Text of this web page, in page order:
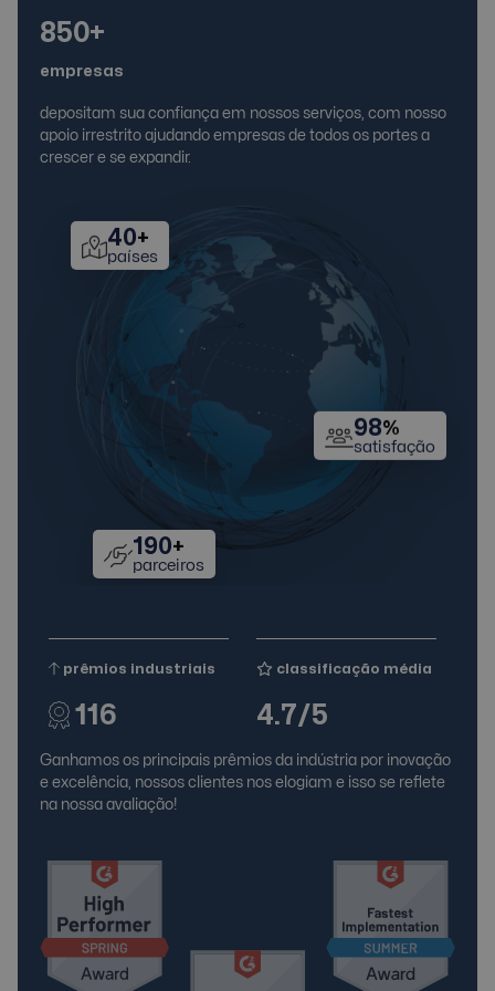
850+
empresas
depositam sua confiança em nossos serviços, com nosso
apoio irrestrito ajudando empresas de todos os portes a
crescer e se expandir.
40+
países
190+
parceiros
98%
satisfação
prêmios industriais
116
classificação média
4.7/5
Ganhamos os principais prêmios da indústria por inovação
e excelência, nossos clientes nos elogiam e isso se reflete
na nossa avaliação!